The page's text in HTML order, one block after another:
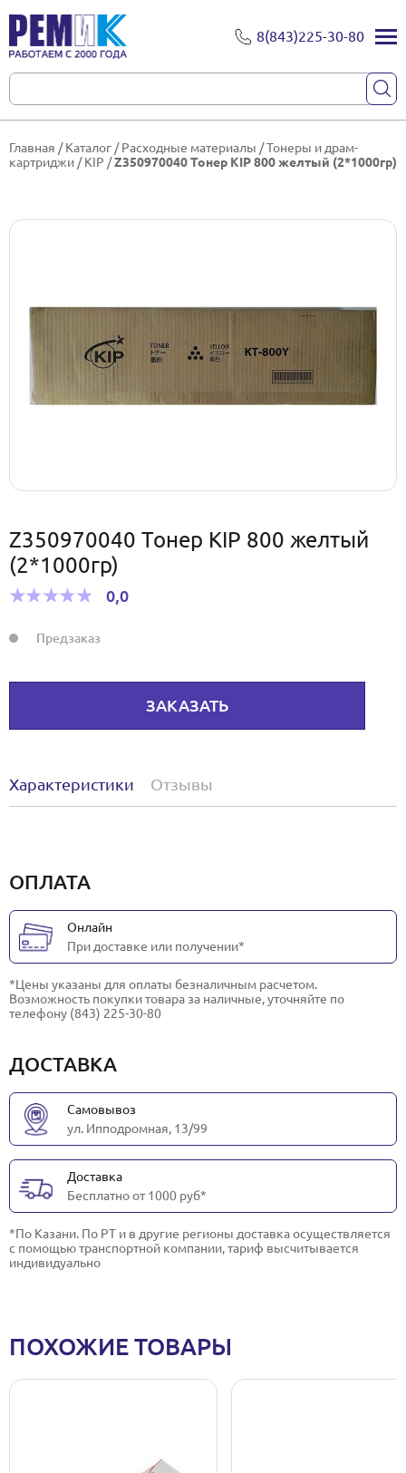
8(843)225-30-80
Главная /Каталог /Расходные материалы /Тонеры и драм-
картриджи /KIP /Z350970040 Тонер KIP 800 желтый (2*1000гр)
Z350970040 Тонер KIP 800 желтый
(2*1000гр)
0,0
ЗАКАЗАТЬ
Предзаказ
Характеристики Отзывы
ОПЛАТА
Онлайн
При доставке или получении*
*Цены указаны для оплаты безналичным расчетом.
Возможность покупки товара за наличные, уточняйте по
телефону (843) 225-30-80
ДОСТАВКА
Самовывоз
ул. Ипподромная, 13/99
Доставка
Бесплатно от 1000 руб*
*По Казани. По РТ и в другие регионы доставка осуществляется
с помощью транспортной компании, тариф высчитывается
индивидуально
ПОХОЖИЕ ТОВАРЫ